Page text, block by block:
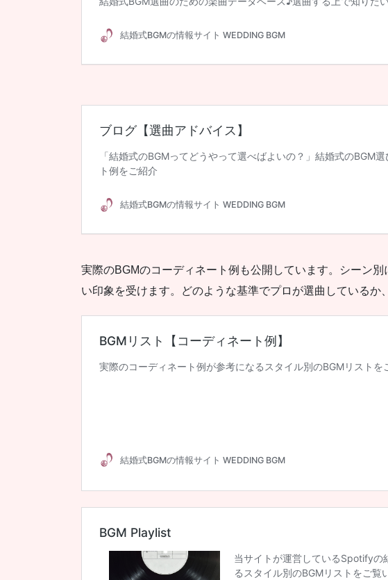
実際のBGMのコーディネート例も公開しています。シーン
い印象を受けます。どのような基準でプロが選曲している